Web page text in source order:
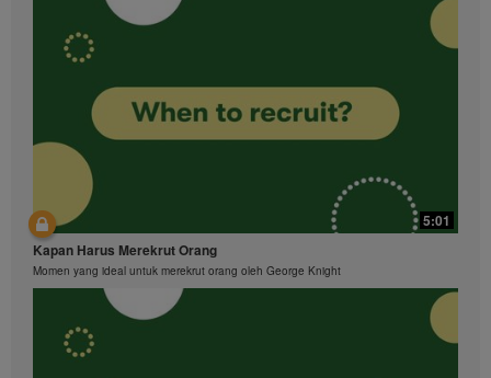
5:01
Kapan Harus Merekrut Orang
Momen yang ideal untuk merekrut orang oleh George Knight